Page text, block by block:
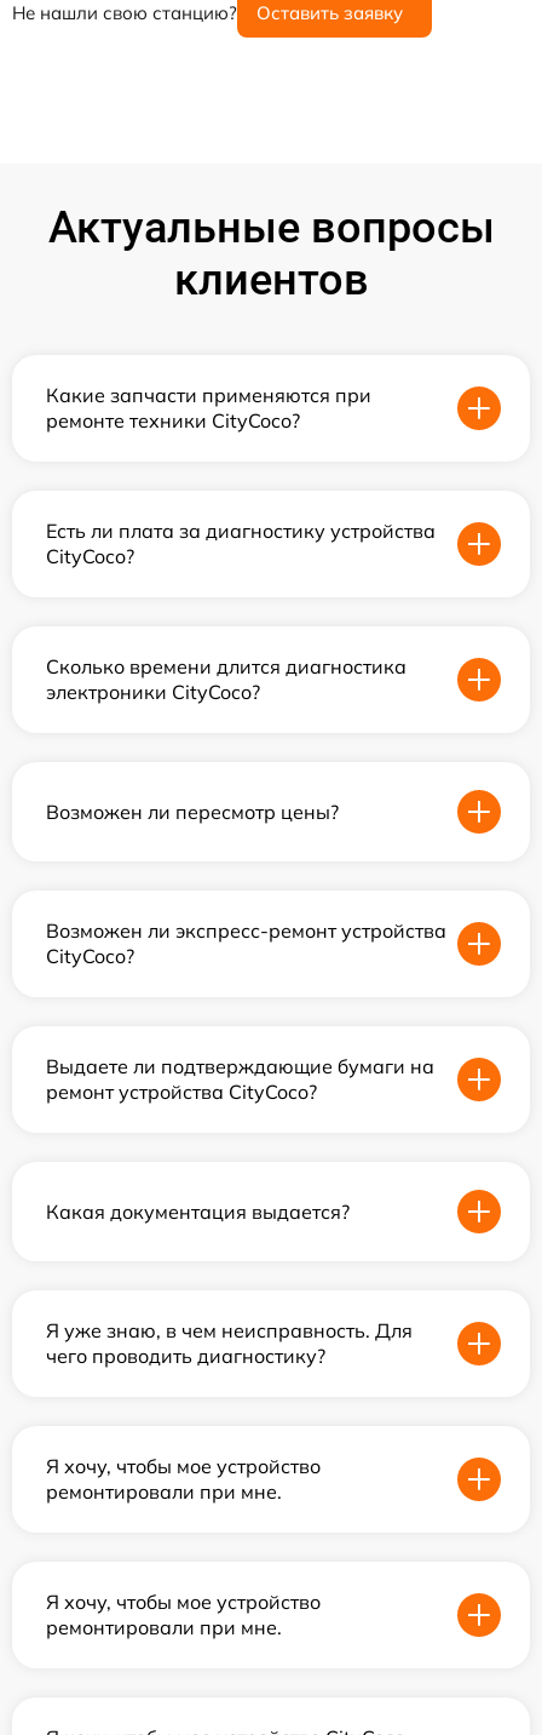
Не нашли свою станцию? Оставить заявку
Актуальные вопросы
клиентов
Какие запчасти применяются при
ремонте техники CityCoco?
Есть ли плата за диагностику устройства
CityCoco?
Сколько времени длится диагностика
электроники CityCoco?
Возможен ли пересмотр цены?
Возможен ли экспресс-ремонт устройства
CityCoco?
Выдаете ли подтверждающие бумаги на
ремонт устройства CityCoco?
Какая документация выдается?
Я уже знаю, в чем неисправность. Для
чего проводить диагностику?
Я хочу, чтобы мое устройство
ремонтировали при мне.
Я хочу, чтобы мое устройство
ремонтировали при мне.